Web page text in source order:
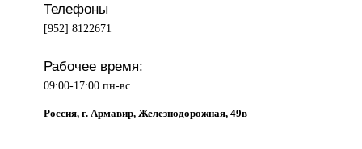
Телефоны
[952] 8122671
Рабочее время:
09:00-17:00 пн-вс
Россия, г. Армавир, Железнодорожная, 49в